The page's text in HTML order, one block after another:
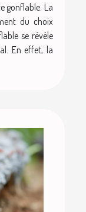
gonflable. La
du choix
se révèle
En effet, la